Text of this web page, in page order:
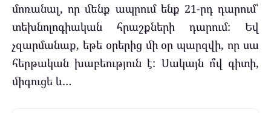
մոռանալ, որ մենք ապրում ենք 21-րդ դարում՝
տեխնոլոգիական հրաշքների դարում: Եվ
չզարմանաք, եթե օրերից մի օր պարզվի, որ սա
հերթական խաբեություն է: Սակայն ո՞վ գիտի,
միգուցե և…